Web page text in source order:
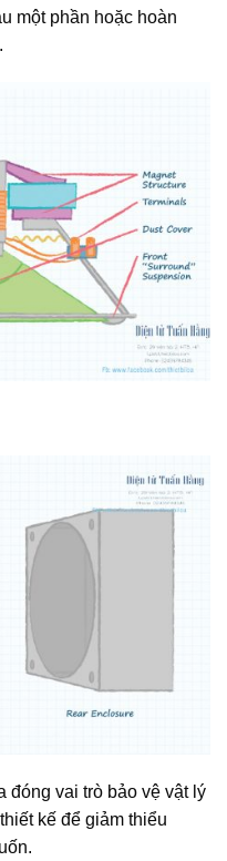
một phần hoặc hoàn
đóng vai trò bảo vệ vật lý
kế để giảm thiểu